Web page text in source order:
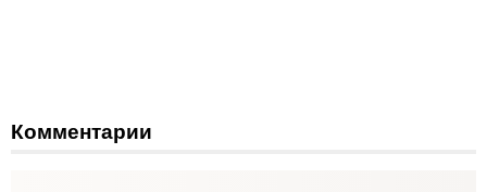
Комментарии